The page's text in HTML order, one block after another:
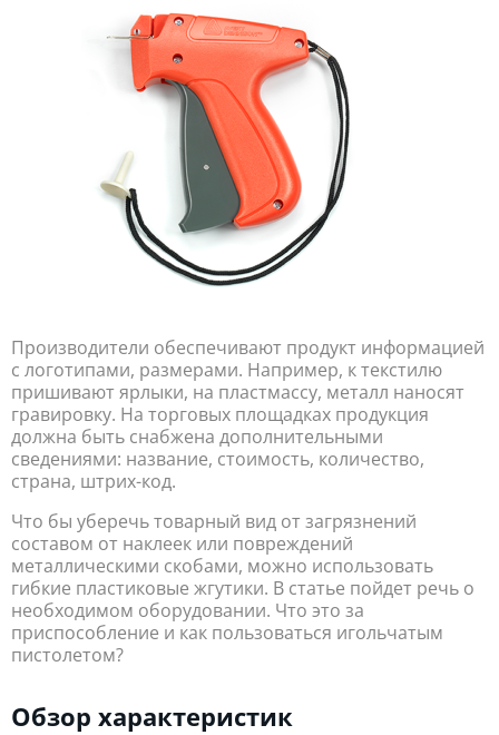
Производители обеспечивают продукт информацией
с логотипами, размерами. Например, к текстилю
пришивают ярлыки, на пластмассу, металл наносят
гравировку. На торговых площадках продукция
должна быть снабжена дополнительными
сведениями: название, стоимость, количество,
страна, штрих-код.
Что бы уберечь товарный вид от загрязнений
составом от наклеек или повреждений
металлическими скобами, можно использовать
гибкие пластиковые жгутики. В статье пойдет речь о
необходимом оборудовании. Что это за
приспособление и как пользоваться игольчатым
пистолетом?
Обзор характеристик